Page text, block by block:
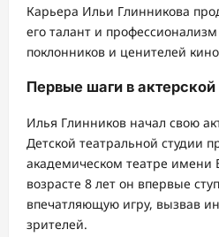
Карьера Ильи Глинникова
его талант и
поклонников и ценителей
Первые шаги в
Илья Глинников начал свою
Детской театральной студии
академическом театре имени
возрасте 8 лет он впервые
впечатляющую игру, вызвав
зрителей.